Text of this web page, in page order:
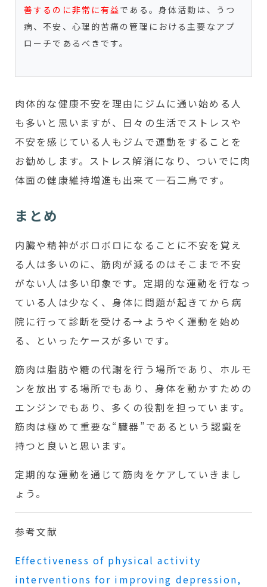
善するのに非常に有益である。身体活動は、うつ
病、不安、心理的苦痛の管理における主要なアプ
ローチであるべきです。
肉体的な健康不安を理由にジムに通い始める人
も多いと思いますが、日々の生活でストレスや
不安を感じている人もジムで運動をすることを
お勧めします。ストレス解消になり、ついでに肉
体面の健康維持増進も出来て一石二鳥です。
まとめ
内臓や精神がボロボロになることに不安を覚え
る人は多いのに、筋肉が減るのはそこまで不安
がない人は多い印象です。定期的な運動を行なっ
ている人は少なく、身体に問題が起きてから病
院に行って診断を受ける→ようやく運動を始め
る、といったケースが多いです。
筋肉は脂肪や糖の代謝を行う場所であり、ホルモ
ンを放出する場所でもあり、身体を動かすための
エンジンでもあり、多くの役割を担っています。
筋肉は極めて重要な“臓器”であるという認識を
持つと良いと思います。
定期的な運動を通じて筋肉をケアしていきまし
ょう。
参考文献
Effectiveness of physical activity
interventions for improving depression,